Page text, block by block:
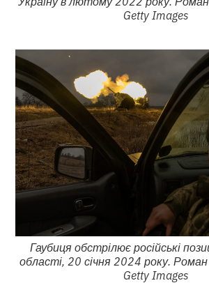
Getty Images
Гаубиця обстрілює російські
області, 20 січня 2024 року.
Getty Images